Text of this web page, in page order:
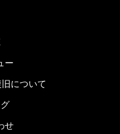
ー
について
せ